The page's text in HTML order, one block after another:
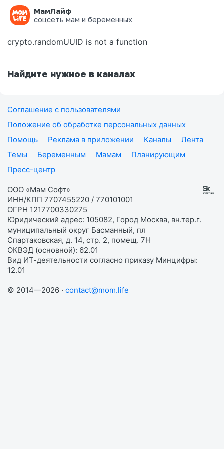
МамЛайф
соцсеть мам и беременных
Ошибка на странице
crypto.randomUUID is not a function
Найдите нужное в каналах
Соглашение с пользователями
Положение об обработке персональных данных
Помощь
Реклама в приложении Каналы
Лента
Темы
Беременным Мамам
Планирующим
Пресс-центр
ООО «Мам Софт»
ИНН/КПП 7707455220 / 770101001
ОГРН 1217700330275
Юридический адрес: 105082, Город Москва, вн.тер.г.
муниципальный округ Басманный, пл
Спартаковская, д. 14, стр. 2, помещ. 7Н
ОКВЭД (основной): 62.01
Вид ИТ-деятельности согласно приказу Минцифры:
12.01
© 2014—2026 · contact@mom.life